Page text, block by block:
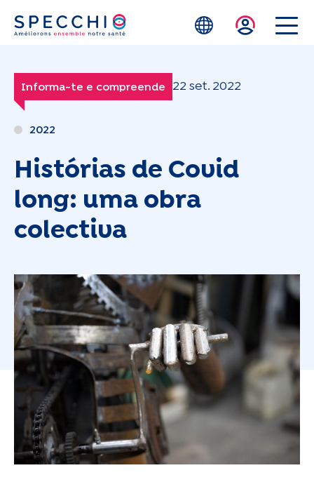
Skip to main content
Informa-te e compreende 22 set. 2022
2022
Histórias de Covid
long: uma obra
colectiva